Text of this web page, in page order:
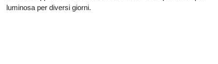
luminosa per diversi giorni.